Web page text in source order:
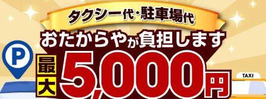
群馬県
岐阜県
静岡県
愛知県
兵庫県
奈良県
和歌山県
広島県
山口県
愛媛県
佐賀県
長崎県
熊本県
大分県
宮崎県
鹿児島県